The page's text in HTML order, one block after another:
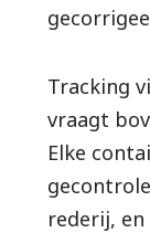
Tracking
vraagt
Elke
rederij,